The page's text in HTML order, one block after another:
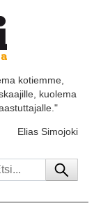
kotiemme,
kuolema
Elias Simojoki